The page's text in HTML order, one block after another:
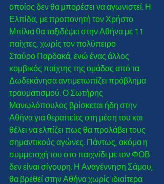
οποίος δεν θα μπορέσει να αγωνιστεί. Η
Ελπίδα, με προπονητή τον Χρήστο
Μπίλια θα ταξιδέψει στην Αθήνα με 11
παίχτες, χωρίς τον πολύπειρο
Σταύρο Παρδακά, ενώ ένας άλλος
κομβικός παίχτης της ομάδας από τα
Δωδεκάνησα αντιμετωπίζει πρόβλημα
τραυματισμού. Ο Σωτήρης
Μανωλόπουλος βρίσκεται ήδη στην
Αθήνα για θεραπείες στη μέση του και
θέλει να ελπίζει πως θα προλάβει τους
σημαντικούς αγώνες. Πάντως, ακόμα η
συμμετοχή του στο παιχνίδι με τον ΦΟΒ
δεν είναι σίγουρη. Η Αναγέννηση Σάμου,
θα βρεθεί στην Αθήνα χωρίς ιδιαίτερα